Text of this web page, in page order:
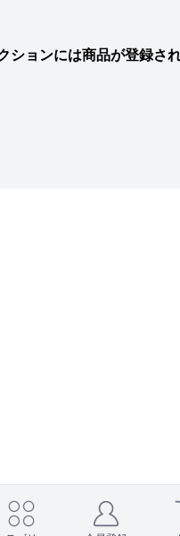
ションには商品が登録さ